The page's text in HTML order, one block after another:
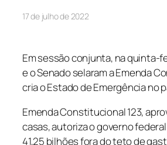
17 de julho de 2022
Em sessão conjunta, na quinta-
e o Senado selaram a Emenda
cria o Estado de Emergência no
Emenda Constitucional 123,
casas, autoriza o governo
41,25 bilhões fora do teto de